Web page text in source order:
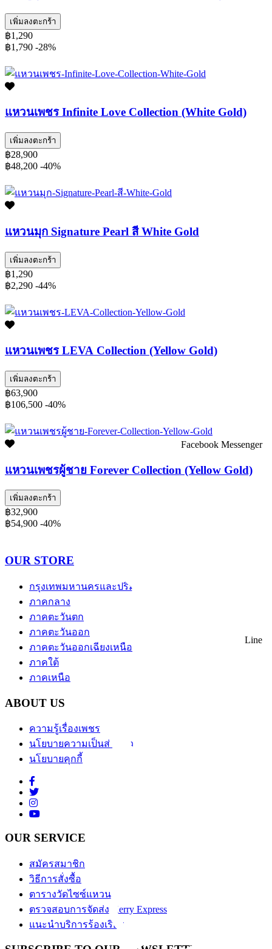
เพิ่มลงตะกร้า
฿1,290
฿1,790 -28%
แหวนเพชร Infinite Love Collection (White Gold)
เพิ่มลงตะกร้า
฿28,900
฿48,200 -40%
แหวนมุก Signature Pearl สี White Gold
เพิ่มลงตะกร้า
฿1,290
฿2,290 -44%
แหวนเพชร LEVA Collection (Yellow Gold)
เพิ่มลงตะกร้า
฿63,900
฿106,500 -40%
แหวนเพชรผู้ชาย Forever Collection (Yellow Gold)
เพิ่มลงตะกร้า
฿32,900
฿54,900 -40%
OUR STORE
กรุงเทพมหานครและปริมณฑล
ภาคกลาง
ภาคตะวันตก
ภาคตะวันออก
ภาคตะวันออกเฉียงเหนือ
ภาคใต้
ภาคเหนือ
ABOUT US
ความรู้เรื่องเพชร
นโยบายความเป็นส่วนตัว
นโยบายคุกกี้
OUR SERVICE
สมัครสมาชิก
วิธีการสั่งซื้อ
ตารางวัดไซซ์แหวน
ตรวจสอบการจัดส่ง Kerry Express
แนะนำบริการร้องเรียน
Facebook Messenger
Line